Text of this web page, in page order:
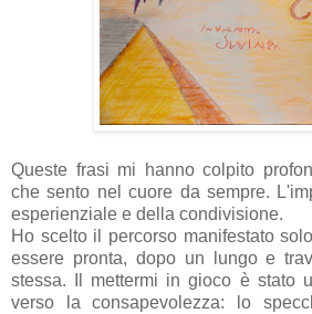
Queste frasi mi hanno colpito
che sento nel cuore da sempre.
esperienziale e della condivisione.
Ho scelto il percorso manifestato
essere pronta, dopo un lungo e
stessa. Il mettermi in gioco è stato
verso la consapevolezza: lo